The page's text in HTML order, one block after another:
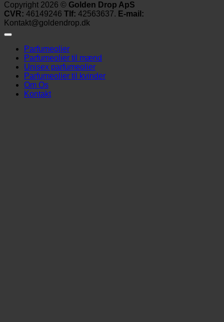
Copyright 2026 © Golden Drop ApS
CVR: 46149246 Tlf: 42563637. E-mail:
Kontakt@goldendrop.dk
Parfumeolier
Parfumeolier til mænd
Unisex parfumeolier
Parfumeolier til kvinder
Om Os
Kontakt